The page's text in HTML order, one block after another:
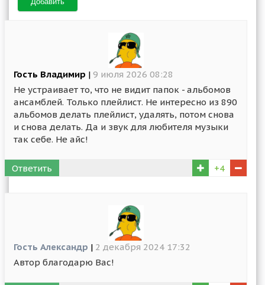
Гость Владимир | 9 июля 2026 08:28
Не устраивает то, что не видит папок - альбомов
ансамблей. Только плейлист. Не интересно из 890
альбомов делать плейлист, удалять, потом снова
и снова делать. Да и звук для любителя музыки
так себе. Не айс!
Ответить +4
Гость Александр | 2 декабря 2024 17:32
Автор благодарю Вас!